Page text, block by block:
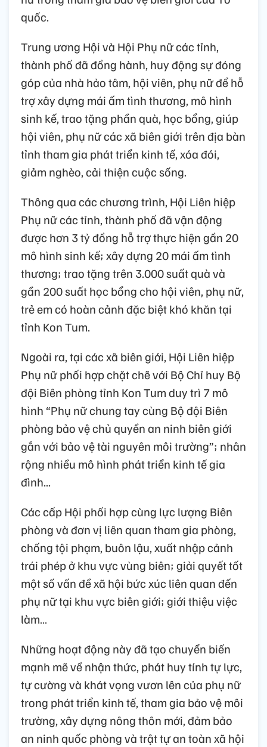
quốc.
Trung ương Hội và Hội Phụ nữ các tỉnh,
thành phố đã đồng hành, huy động sự đóng
góp của nhà hảo tâm, hội viên, phụ nữ để hỗ
trợ xây dựng mái ấm tình thương, mô hình
sinh kế, trao tặng phần quà, học bổng, giúp
hội viên, phụ nữ các xã biên giới trên địa bàn
tỉnh tham gia phát triển kinh tế, xóa đói,
giảm nghèo, cải thiện cuộc sống.
Thông qua các chương trình, Hội Liên hiệp
Phụ nữ các tỉnh, thành phố đã vận động
được hơn 3 tỷ đồng hỗ trợ thực hiện gần 20
mô hình sinh kế; xây dựng 20 mái ấm tình
thương; trao tặng trên 3.000 suất quà và
gần 200 suất học bổng cho hội viên, phụ nữ,
trẻ em có hoàn cảnh đặc biệt khó khăn tại
tỉnh Kon Tum.
Ngoài ra, tại các xã biên giới, Hội Liên hiệp
Phụ nữ phối hợp chặt chẽ với Bộ Chỉ huy Bộ
đội Biên phòng tỉnh Kon Tum duy trì 7 mô
hình “Phụ nữ chung tay cùng Bộ đội Biên
phòng bảo vệ chủ quyền an ninh biên giới
gắn với bảo vệ tài nguyên môi trường”; nhân
rộng nhiều mô hình phát triển kinh tế gia
đình...
Các cấp Hội phối hợp cùng lực lượng Biên
phòng và đơn vị liên quan tham gia phòng,
chống tội phạm, buôn lậu, xuất nhập cảnh
trái phép ở khu vực vùng biên; giải quyết tốt
một số vấn đề xã hội bức xúc liên quan đến
phụ nữ tại khu vực biên giới; giới thiệu việc
làm…
Những hoạt động này đã tạo chuyển biến
mạnh mẽ về nhận thức, phát huy tính tự lực,
tự cường và khát vọng vươn lên của phụ nữ
trong phát triển kinh tế, tham gia bảo vệ môi
trường, xây dựng nông thôn mới, đảm bảo
an ninh quốc phòng và trật tự an toàn xã hội